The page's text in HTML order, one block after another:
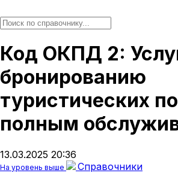
Код ОКПД 2:
бронированию
туристических
полным
13.03.2025 20:36
На уровень выше Справочники